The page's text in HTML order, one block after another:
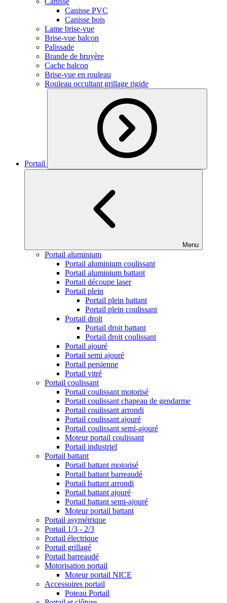
Canisse PVC
Canisse bois
Lame brise-vue
Brise-vue balcon
Palissade
Brande de bruyère
Cache balcon
Brise-vue en rouleau
Rouleau occultant grillage rigide
Portail
Menu
Portail aluminium
Portail aluminium coulissant
Portail aluminium battant
Portail découpe laser
Portail plein
Portail plein battant
Portail plein coulissant
Portail droit
Portail droit battant
Portail droit coulissant
Portail ajouré
Portail semi ajouré
Portail persienne
Portail vitré
Portail coulissant
Portail coulissant motorisé
Portail coulissant chapeau de gendarme
Portail coulissant arrondi
Portail coulissant ajouré
Portail coulissant semi-ajouré
Moteur portail coulissant
Portail industriel
Portail battant
Portail battant motorisé
Portail battant barreaudé
Portail battant arrondi
Portail battant ajouré
Portail battant semi-ajouré
Moteur portail battant
Portail asymétrique
Portail 1/3 - 2/3
Portail électrique
Portail grillagé
Portail barreaudé
Motorisation portail
Moteur portail NICE
Accessoires portail
Poteau Portail